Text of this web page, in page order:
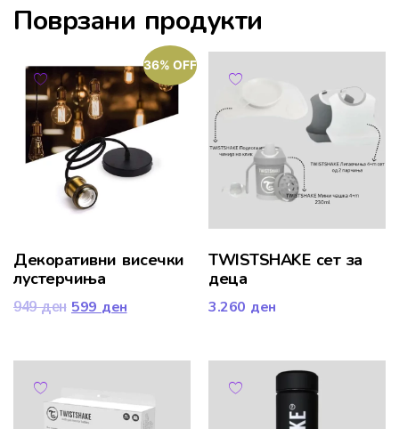
Поврзани продукти
36% OFF
Декоративни висечки
лустерчиња
949ден 599 ден
TWISTSHAKE сет за
деца
3.260 ден